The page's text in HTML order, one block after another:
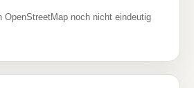
OpenStreetMap noch nicht eindeutig